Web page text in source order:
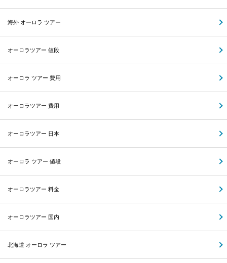
海外 オーロラ ツアー
オーロラツアー 値段
オーロラ ツアー 費用
オーロラツアー 費用
オーロラツアー 日本
オーロラ ツアー 値段
オーロラツアー 料金
オーロラツアー 国内
北海道 オーロラ ツアー